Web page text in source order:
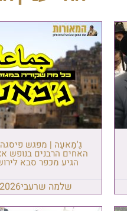
גַ'מַאעַה | מפגש
האחים הרבנים בנופש
הגיע מכפר סבא
שלמה שרעבי